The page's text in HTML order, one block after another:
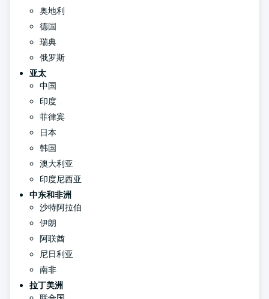
奥地利
德国
瑞典
俄罗斯
亚太
中国
印度
菲律宾
日本
韩国
澳大利亚
印度尼西亚
中东和非洲
沙特阿拉伯
伊朗
阿联酋
尼日利亚
南非
拉丁美洲